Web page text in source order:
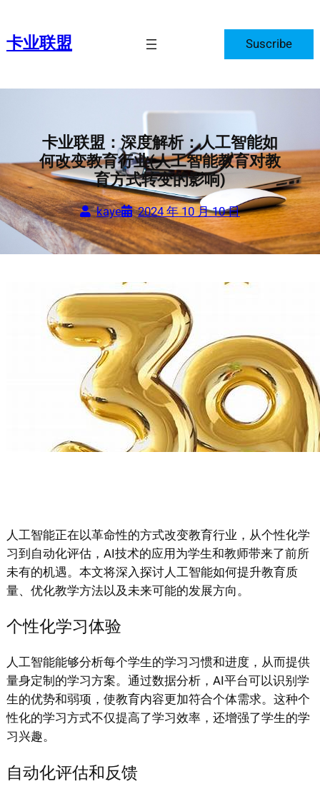
内卡业联盟 Suscribe
卡业联盟：深度解析：人工智能如
何改变教育行业(人工智能教育对教
育方式转变的影响)
kaye 2024 年 10 月 10 日
人工智能正在以革命性的方式改变教育行业，从个性化学
习到自动化评估，AI技术的应用为学生和教师带来了前所
未有的机遇。本文将深入探讨人工智能如何提升教育质
量、优化教学方法以及未来可能的发展方向。
个性化学习体验
人工智能能够分析每个学生的学习习惯和进度，从而提供
量身定制的学习方案。通过数据分析，AI平台可以识别学
生的优势和弱项，使教育内容更加符合个体需求。这种个
性化的学习方式不仅提高了学习效率，还增强了学生的学
习兴趣。
自动化评估和反馈